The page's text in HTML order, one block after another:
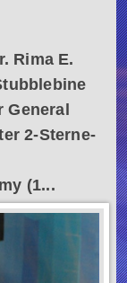
Rima E.
2-Sterne-
(1...